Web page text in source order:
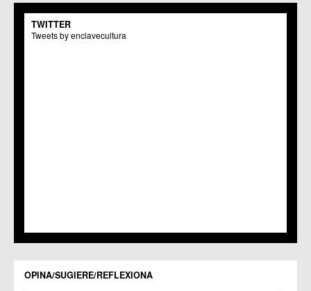
TWITTER
Tweets by enclavecultura
OPINA/SUGIERE/REFLEXIONA